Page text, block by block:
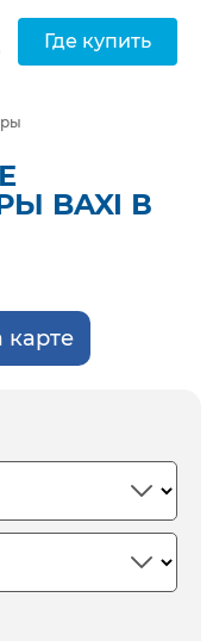
Где купить
BAXI В
карте